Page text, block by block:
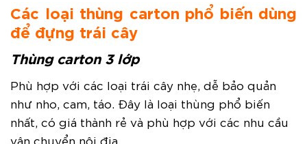
Các loại thùng carton phổ biến dùng
để đựng trái cây
Thùng carton 3 lớp
Phù hợp với các loại trái cây nhẹ, dễ bảo quản
như nho, cam, táo. Đây là loại thùng phổ biến
nhất, có giá thành rẻ và phù hợp với các nhu cầu
vận chuyển nội địa.